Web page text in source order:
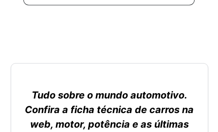
Tudo sobre o mundo automotivo.
Confira a ficha técnica de carros na
web, motor, potência e as últimas